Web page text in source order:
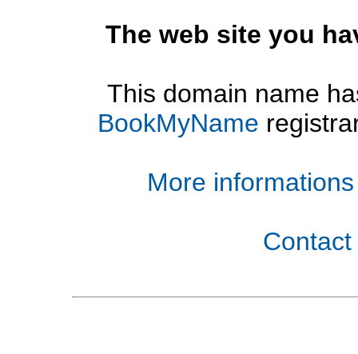
The web site you
This domain name
BookMyName
More